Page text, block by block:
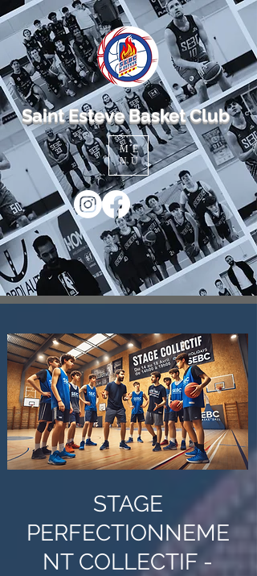
Saint Esteve Basket Club
ME
NU
STAGE
PERFECTIONNEME
NT COLLECTIF -